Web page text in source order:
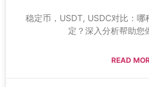
稳定币，USDT, USDC对比：
定？深入分析帮助您
READ